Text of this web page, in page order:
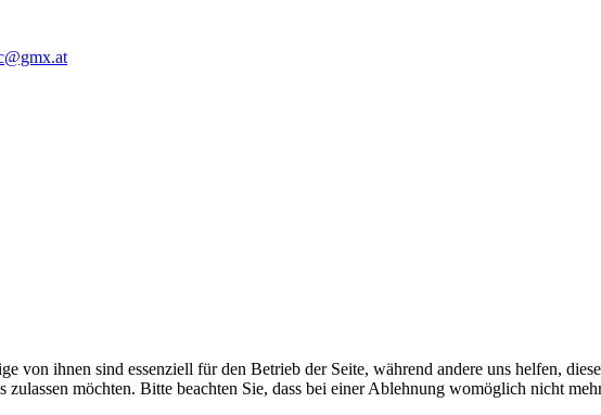
von ihnen sind essenziell für den Betrieb der Seite, während andere uns helfen,
zulassen möchten. Bitte beachten Sie, dass bei einer Ablehnung womöglich nicht